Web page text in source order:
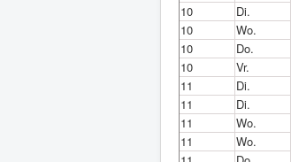
10
Di.
10
Wo.
10
Do.
10
Vr.
11
Di.
11
Di.
11
Wo.
11
Wo.